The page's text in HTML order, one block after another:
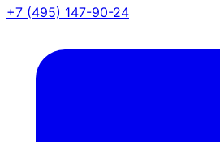
+7 (495) 147-90-24